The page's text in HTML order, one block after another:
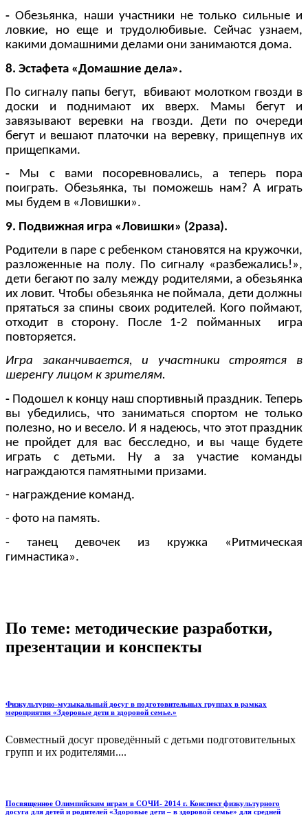
-Обезьянка, наши участники не только сильные и
ловкие, но еще и трудолюбивые. Сейчас узнаем,
какими домашними делами они занимаются дома.
8. Эстафета «Домашние дела».
По сигналу папы бегут, вбивают молотком гвозди в
доски и поднимают их вверх. Мамы бегут и
завязывают веревки на гвозди. Дети по очереди
бегут и вешают платочки на веревку, прищепнув их
прищепками.
- Мы с вами посоревновались, а теперь пора
поиграть. Обезьянка, ты поможешь нам? А играть
мы будем в «Ловишки».
9. Подвижная игра «Ловишки» (2раза).
Родители в паре с ребенком становятся на кружочки,
разложенные на полу. По сигналу «разбежались!»,
дети бегают по залу между родителями, а обезьянка
их ловит. Чтобы обезьянка не поймала, дети должны
прятаться за спины своих родителей. Кого поймают,
отходит в сторону. После 1-2 пойманных игра
повторяется.
Игра заканчивается, и участники строятся в
шеренгу лицом к зрителям.
- Подошел к концу наш спортивный праздник. Теперь
вы убедились, что заниматься спортом не только
полезно, но и весело. И я надеюсь, что этот праздник
не пройдет для вас бесследно, и вы чаще будете
играть с детьми. Ну а за участие команды
награждаются памятными призами.
- награждение команд.
- фото на память.
- танец девочек из кружка «Ритмическая
гимнастика».
По теме: методические разработки,
презентации и конспекты
Физкультурно-музыкальный досуг в подготовительных группах в рамках
мероприятия «Здоровые дети в здоровой семье.»
Совместный досуг проведённый с детьми подготовительных
групп и их родителями....
Посвященное Олимпийским играм в СОЧИ- 2014 г. Конспект физкультурного
досуга для детей и родителей «Здоровые дети – в здоровой семье» для средней